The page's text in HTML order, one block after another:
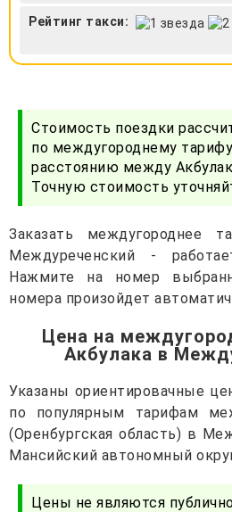
Рейтинг такси:
Стоимость поездки
по междугороднему
расстоянию между
Точную стоимость
Заказать междугороднее
Междуреченский -
Нажмите на номер
номера произойдет
Цена на
Акбулака в
Указаны ориентировачные
по популярным тарифам
(Оренбургская область) в
Мансийский автономный
Цены не являются